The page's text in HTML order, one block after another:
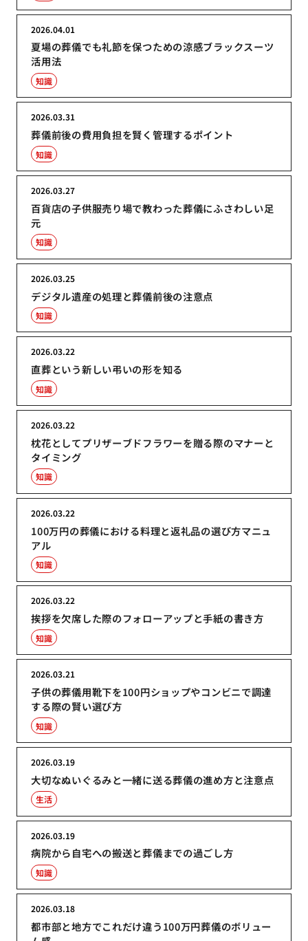
夏場の葬儀でも礼節を保つための涼感ブラックスーツ
活用法
2026.04.01
知識
葬儀前後の費用負担を賢く管理するポイント
2026.03.31
知識
百貨店の子供服売り場で教わった葬儀にふさわしい足
元
2026.03.27
知識
デジタル遺産の処理と葬儀前後の注意点
2026.03.25
知識
直葬という新しい弔いの形を知る
2026.03.22
知識
枕花としてプリザーブドフラワーを贈る際のマナーと
タイミング
2026.03.22
知識
100万円の葬儀における料理と返礼品の選び方マニュ
アル
2026.03.22
知識
挨拶を欠席した際のフォローアップと手紙の書き方
2026.03.22
知識
子供の葬儀用靴下を100円ショップやコンビニで調達
する際の賢い選び方
2026.03.21
知識
大切なぬいぐるみと一緒に送る葬儀の進め方と注意点
2026.03.19
生活
病院から自宅への搬送と葬儀までの過ごし方
2026.03.19
知識
都市部と地方でこれだけ違う100万円葬儀のボリュー
2026.03.18